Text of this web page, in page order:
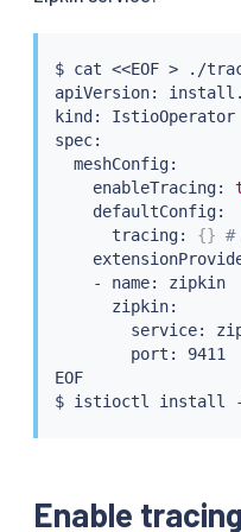
$ cat <<EOF > ./
apiVersion:
kind: IstioOperator
spec:
  meshConfig:
    enableTracing:
    defaultConfig:
      tracing:
{} #
    - name: zipkin
      zipkin:
service:
        port: 9411
EOF
$ istioctl install
Enable tracing